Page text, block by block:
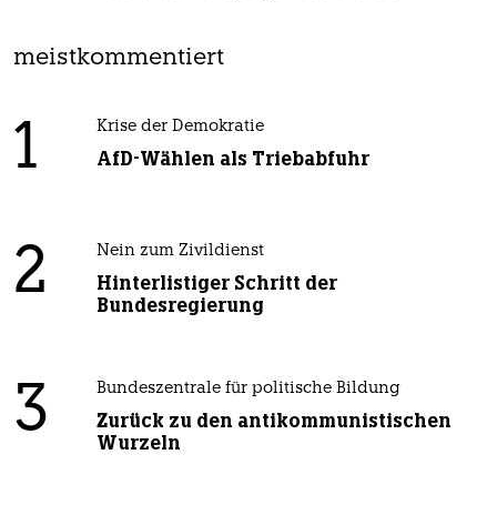
meistkommentiert
1 Krise der Demokratie
AfD-Wählen als Triebabfuhr
2 Nein zum Zivildienst
Hinterlistiger Schritt der
Bundesregierung
3 Bundeszentrale für politische Bildung
Zurück zu den antikommunistischen
Wurzeln